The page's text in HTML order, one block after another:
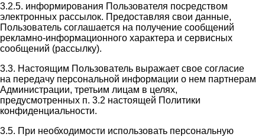
3.2.5. информирования Пользователя посредством
электронных рассылок. Предоставляя свои данные,
Пользователь соглашается на получение сообщений
рекламно-информационного характера и сервисных
сообщений (рассылку).
3.3. Настоящим Пользователь выражает свое согласие
на передачу персональной информации о нем партнерам
Администрации, третьим лицам в целях,
предусмотренных п. 3.2 настоящей Политики
конфиденциальности.
3.5. При необходимости использовать персональную